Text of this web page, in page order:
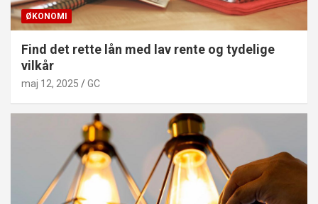
ØKONOMI
Find det rette lån med lav rente og tydelige
vilkår
maj 12, 2025 GC